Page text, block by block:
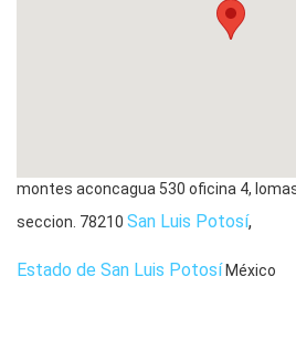
12.Registro Propiedad Industrial,
Gestión, Litigio y Tramite de Todo
montes aconcagua 530 oficina 4,
seccion. 78210 San Luis Potosí,
Estado de San Luis Potosí México